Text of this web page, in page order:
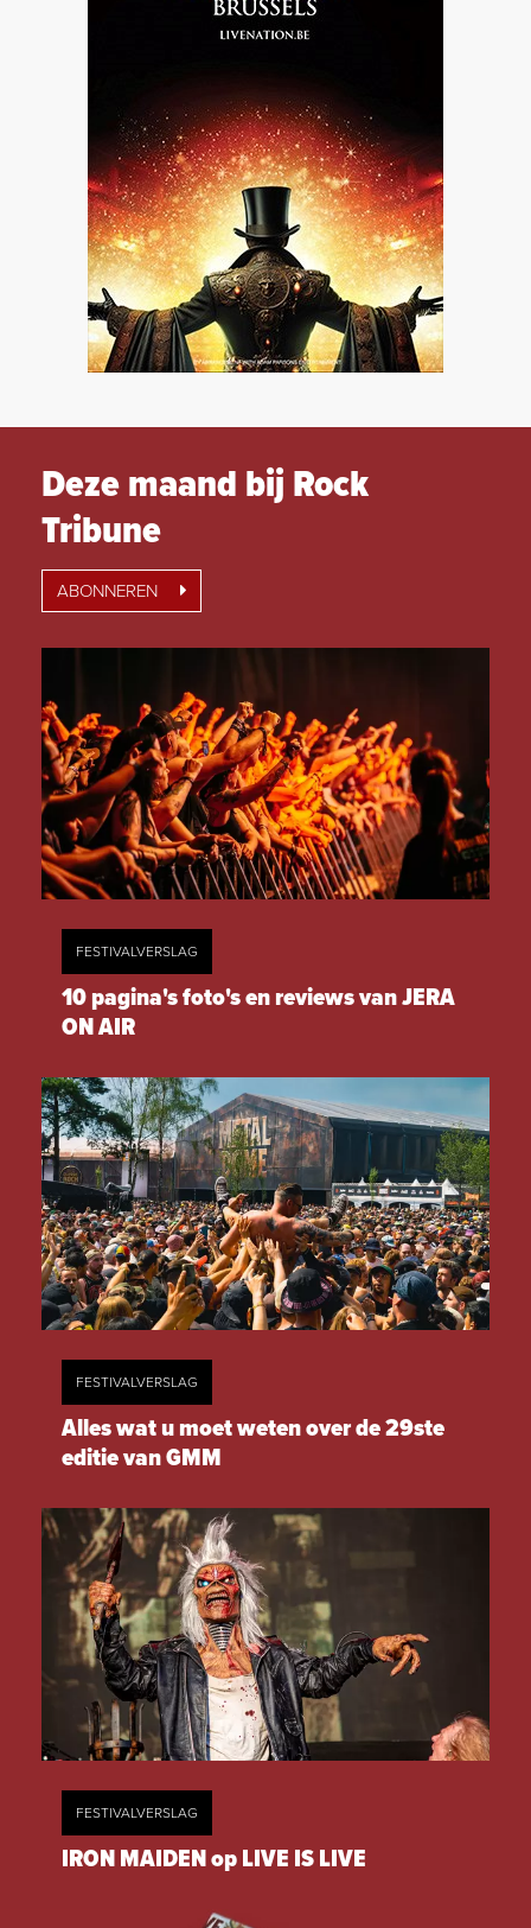
Deze maand bij Rock
Tribune
ABONNEREN
FESTIVALVERSLAG
10 pagina's foto's en reviews van JERA
ON AIR
FESTIVALVERSLAG
Alles wat u moet weten over de 29ste
editie van GMM
FESTIVALVERSLAG
IRON MAIDEN op LIVE IS LIVE